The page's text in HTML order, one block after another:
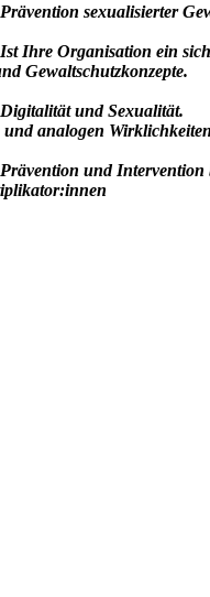
Prävention sexualisierter
Ist Ihre Organisation ein
Gewaltschutzkonzepte.
Digitalität und Sexualität.
analogen
Prävention und Intervention